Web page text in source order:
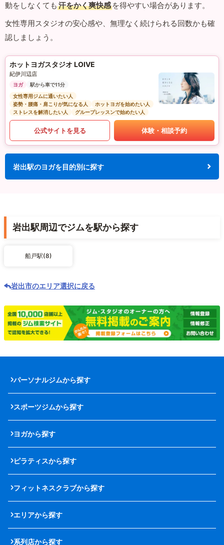
動をしなくても 汗をかく爽快感 を得やすい場合があります。
女性専用スタジオの安心感や、無理なく続けられる回数かも確
認しましょう。
ホットヨガスタジオ LOIVE
紀伊川辺店
ヨガ
駅から車で11分
女性専用ジムに通いたい人
姿勢・腰痛・肩こりが気になる人
ホットヨガを始めたい人
ストレスを解消したい人
グループレッスンで始めたい人
公式サイトを見る 体験・相談予約
岩出駅のヨガを目的別に探す
岩出駅周辺でジムを駅から探す
船戸駅(8)
岩出市のエリア選択に戻る
パーソナルジムから探す
スポーツジムから探す
ヨガから探す
ピラティスから探す
フィットネスクラブから探す
エリアから探す
系列店から探す